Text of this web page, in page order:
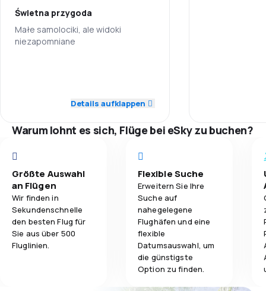
Ticketpreise
Reisekomfort
Verpflegung
Świetna przygoda
Małe samolociki, ale widoki
niezapomniane
5,0
Flugnetz 5,0
5,0
Reisekomfort 4,0
Gepäckbeförderung 5,0
Verpflegung 5,0
Details aufklappen
Warum lohnt es sich, Flüge bei eSky zu buchen?
Größte Auswahl
an Flügen
Wir finden in
Sekundenschnelle
den besten Flug für
Sie aus über 500
Fluglinien.
Flexible Suche
Erweitern Sie Ihre
Suche auf
nahegelegene
Flughäfen und eine
flexible
Datumsauswahl, um
die günstigste
Option zu finden.